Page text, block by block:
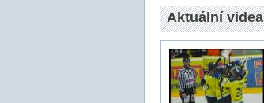
Aktuální videa